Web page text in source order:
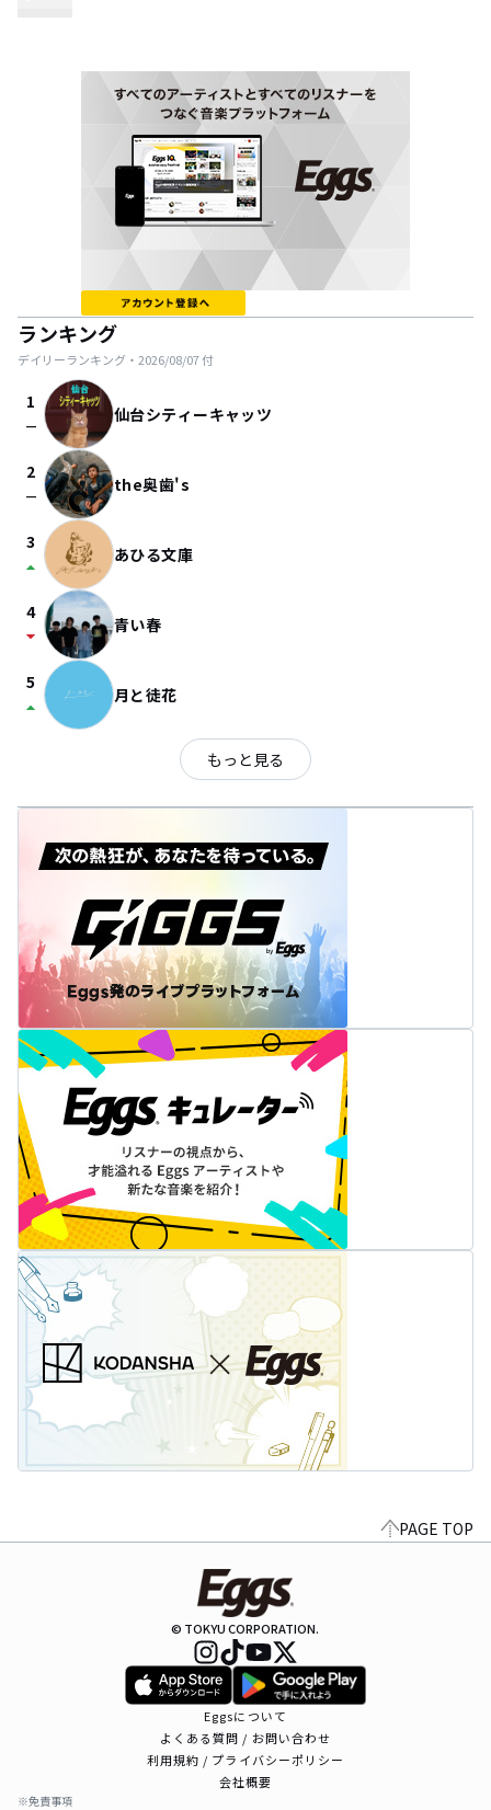
ランキング
デイリーランキング・ 2026/08/07付
1
check_indeterminate_small 仙台シティーキャッツ
2
check_indeterminate_small the奥歯's
3
arrow_drop_up あひる文庫
4
arrow_drop_down 青い春
5
arrow_drop_up 月と徒花
もっと見る
PAGE TOP
© TOKYU CORPORATION.
Eggsについて
よくある質問 / お問い合わせ
利用規約 / プライバシーポリシー
会社概要
※免責事項